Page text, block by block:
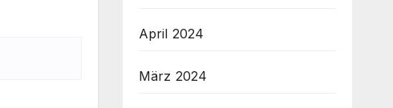
April 2024
März 2024